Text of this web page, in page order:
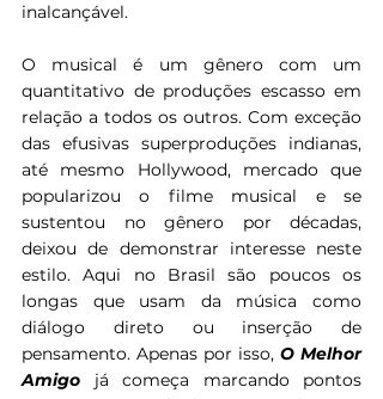
inalcançável.
O musical é um gênero com um
quantitativo de produções escasso em
relação a todos os outros. Com exceção
das efusivas superproduções indianas,
até mesmo Hollywood, mercado que
popularizou o filme musical e se
sustentou no gênero por décadas,
deixou de demonstrar interesse neste
estilo. Aqui no Brasil são poucos os
longas que usam da música como
diálogo direto ou inserção de
pensamento. Apenas por isso, O Melhor
Amigo já começa marcando pontos